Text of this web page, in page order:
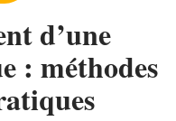
d’une
: méthodes